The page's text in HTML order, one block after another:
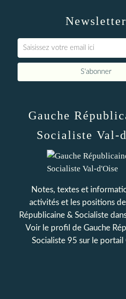
Newsletter
Gauche
Socialiste Val-
Notes, textes et
activités et les positions
Républicaine & Socialiste
Voir le profil de Gauche
Socialiste 95 sur le